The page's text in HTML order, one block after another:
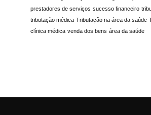
prestadores de serviços sucesso financeiro
tributação médica Tributação na área da saúde
clínica médica venda dos bens área da saúde